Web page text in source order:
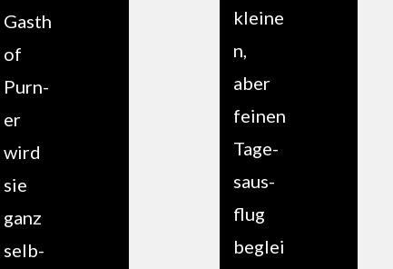
Gasth
of
Purn­
er
wird
sie
ganz
selb­
kleine
n,
aber
feinen
Tage­
saus­
flug
beglei